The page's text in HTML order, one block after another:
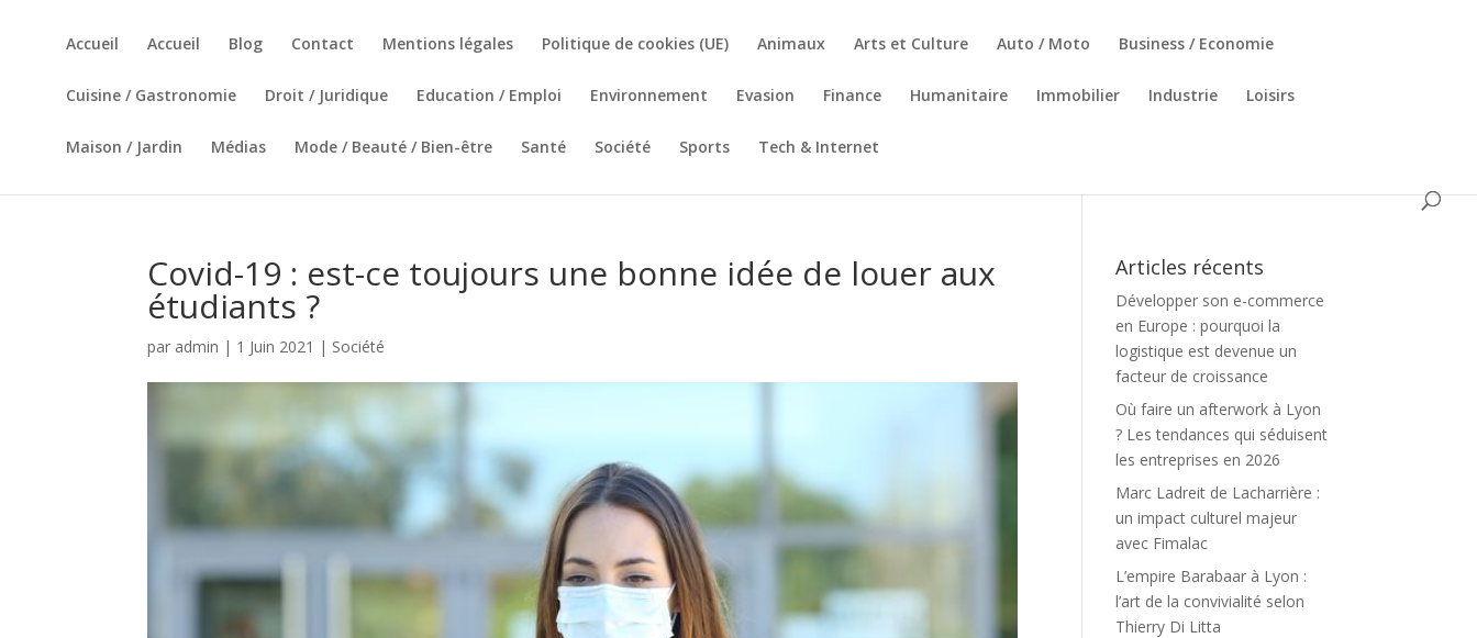
Accueil Accueil Blog Contact Mentions légales Politique de cookies (UE) Animaux Arts et Culture Auto / Moto Business / Economie
Cuisine / Gastronomie Droit / Juridique Education / Emploi Environnement Evasion Finance Humanitaire Immobilier Industrie Loisirs
Maison / Jardin Médias Mode / Beauté / Bien-être Santé Société Sports Tech & Internet
Covid-19 : est-ce toujours une bonne idée de louer aux
étudiants ?
par admin | 1 Juin 2021 | Société
Articles récents
Développer son e-commerce
en Europe : pourquoi la
logistique est devenue un
facteur de croissance
Où faire un afterwork à Lyon
? Les tendances qui séduisent
les entreprises en 2026
Marc Ladreit de Lacharrière :
un impact culturel majeur
avec Fimalac
L’empire Barabaar à Lyon :
l’art de la convivialité selon
Thierry Di Litta